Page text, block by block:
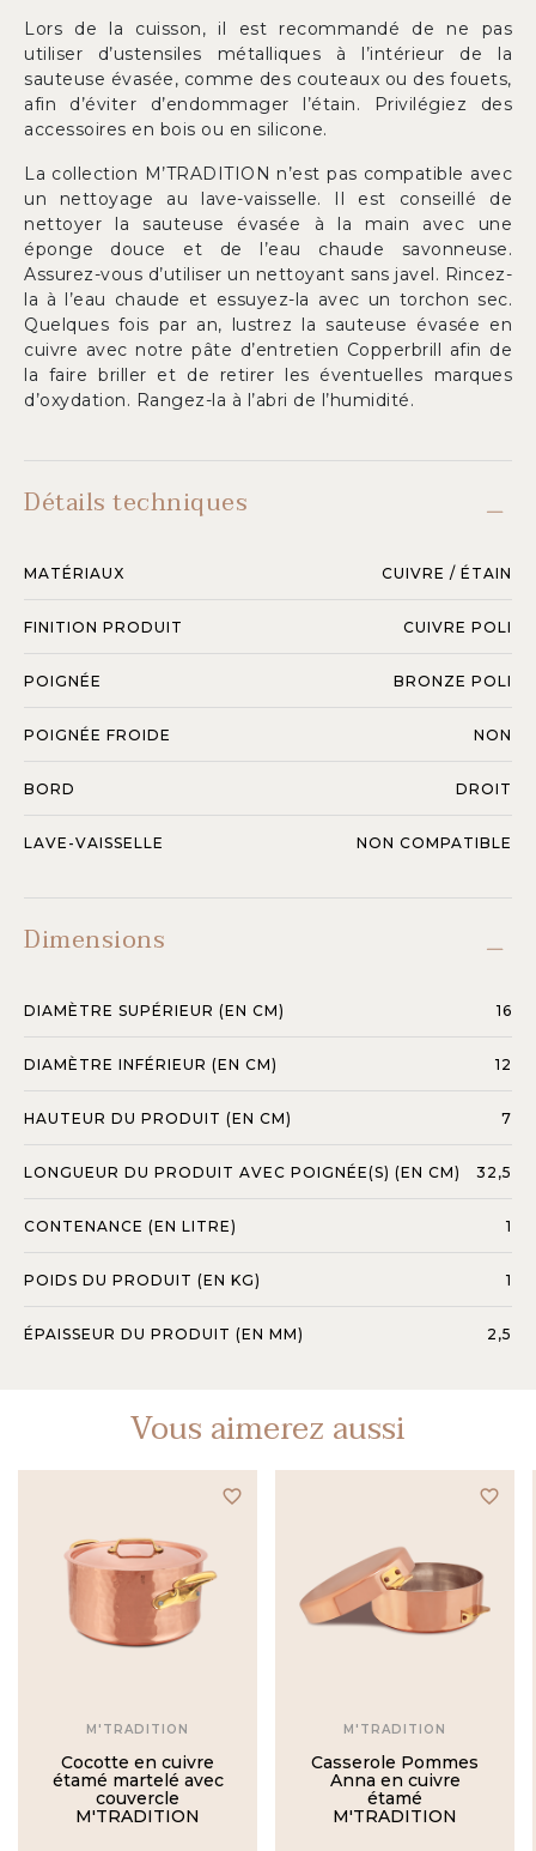
Lors de la cuisson, il est recommandé de ne pas
utiliser d’ustensiles métalliques à l’intérieur de la
sauteuse évasée, comme des couteaux ou des fouets,
afin d’éviter d’endommager l’étain. Privilégiez des
accessoires en bois ou en silicone.
La collection M’TRADITION n’est pas compatible avec
un nettoyage au lave-vaisselle. Il est conseillé de
nettoyer la sauteuse évasée à la main avec une
éponge douce et de l’eau chaude savonneuse.
Assurez-vous d’utiliser un nettoyant sans javel. Rincez-
la à l’eau chaude et essuyez-la avec un torchon sec.
Quelques fois par an, lustrez la sauteuse évasée en
cuivre avec notre pâte d’entretien Copperbrill afin de
la faire briller et de retirer les éventuelles marques
d’oxydation. Rangez-la à l’abri de l’humidité.
Détails techniques
MATÉRIAUX CUIVRE / ÉTAIN
FINITION PRODUIT CUIVRE POLI
POIGNÉE BRONZE POLI
POIGNÉE FROIDE NON
BORD DROIT
LAVE-VAISSELLE NON COMPATIBLE
Dimensions
DIAMÈTRE SUPÉRIEUR (EN CM) 16
DIAMÈTRE INFÉRIEUR (EN CM) 12
HAUTEUR DU PRODUIT (EN CM) 7
LONGUEUR DU PRODUIT AVEC POIGNÉE(S) (EN CM) 32,5
CONTENANCE (EN LITRE) 1
POIDS DU PRODUIT (EN KG) 1
ÉPAISSEUR DU PRODUIT (EN MM) 2,5
Vous aimerez aussi
favorite_border
M'TRADITION
Cocotte en cuivre
étamé martelé avec
couvercle
M'TRADITION
favorite_border
M'TRADITION
Casserole Pommes
Anna en cuivre
étamé
M'TRADITION